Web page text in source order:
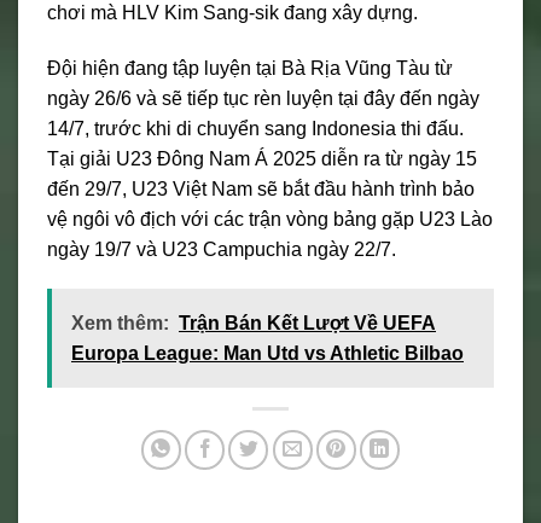
chơi mà HLV Kim Sang-sik đang xây dựng.
Đội hiện đang tập luyện tại Bà Rịa Vũng Tàu từ
ngày 26/6 và sẽ tiếp tục rèn luyện tại đây đến ngày
14/7, trước khi di chuyển sang Indonesia thi đấu.
Tại giải U23 Đông Nam Á 2025 diễn ra từ ngày 15
đến 29/7, U23 Việt Nam sẽ bắt đầu hành trình bảo
vệ ngôi vô địch với các trận vòng bảng gặp U23 Lào
ngày 19/7 và U23 Campuchia ngày 22/7.
Xem thêm: Trận Bán Kết Lượt Về UEFA
Europa League: Man Utd vs Athletic Bilbao